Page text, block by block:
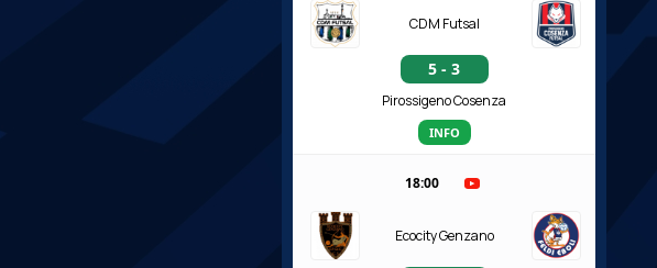
CDM Futsal
5 - 3
Pirossigeno Cosenza
INFO
18:00
Ecocity Genzano